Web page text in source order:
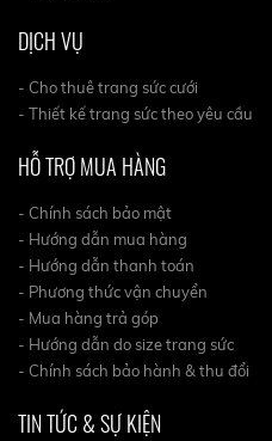
DỊCH VỤ
- Cho thuê trang sức cưới
- Thiết kế trang sức theo yêu cầu
HỖ TRỢ MUA HÀNG
- Chính sách bảo mật
- Hướng dẫn mua hàng
- Hướng dẫn thanh toán
- Phương thức vận chuyển
- Mua hàng trả góp
- Hướng dẫn do size trang sức
- Chính sách bảo hành & thu đổi
TIN TỨC & SỰ KIỆN